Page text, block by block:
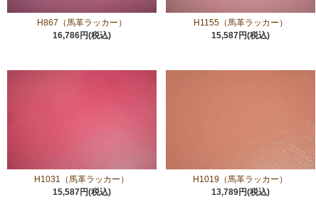
H867（馬革ラッカー）
16,786円(税込)
H1155（馬革ラッカー）
15,587円(税込)
H1031（馬革ラッカー）
15,587円(税込)
H1019（馬革ラッカー）
13,789円(税込)